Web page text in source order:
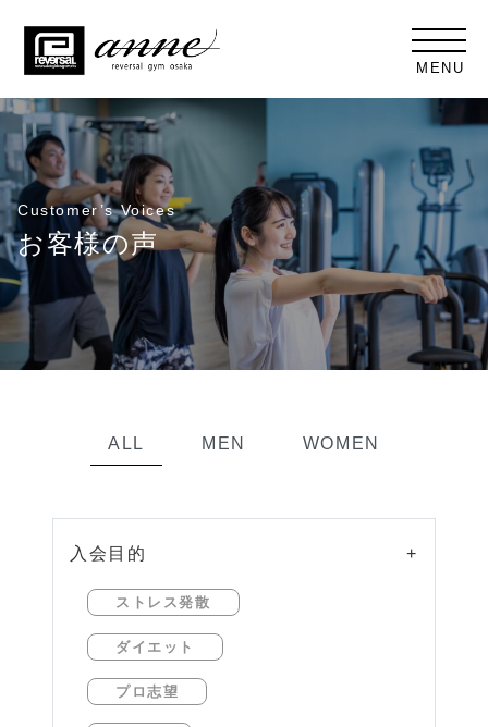
MENU
ALL MEN WOMEN
入会目的 +
ストレス発散
ダイエット
プロ志望
Customer’s Voices
お客様の声